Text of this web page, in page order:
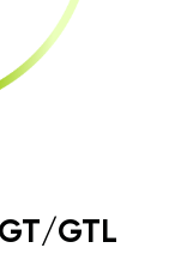
GTL